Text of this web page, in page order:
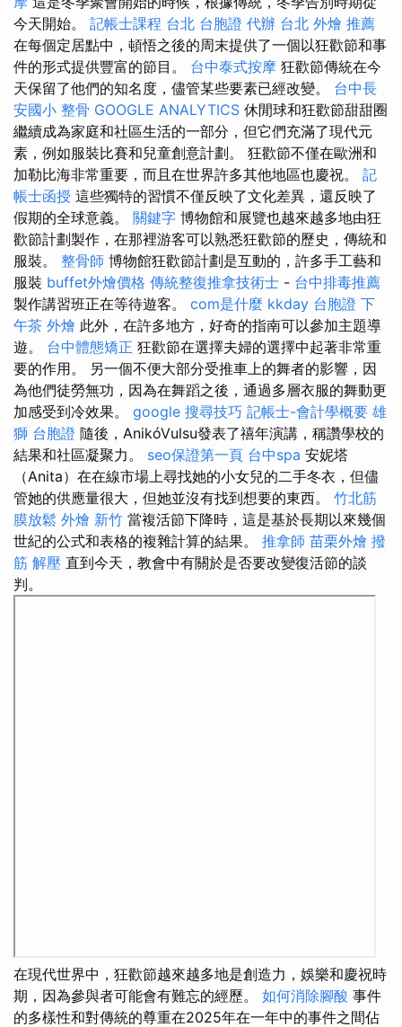
今天開始。 記帳士課程 台北 台胞證 代辦 台北 外燴 推薦
在每個定居點中，頓悟之後的周末提供了一個以狂歡節和事
件的形式提供豐富的節目。 台中泰式按摩 狂歡節傳統在今
天保留了他們的知名度，儘管某些要素已經改變。 台中長
安國小 整骨 GOOGLE ANALYTICS 休閒球和狂歡節甜甜圈
繼續成為家庭和社區生活的一部分，但它們充滿了現代元
素，例如服裝比賽和兒童創意計劃。 狂歡節不僅在歐洲和
加勒比海非常重要，而且在世界許多其他地區也慶祝。 記
帳士函授 這些獨特的習慣不僅反映了文化差異，還反映了
假期的全球意義。 關鍵字 博物館和展覽也越來越多地由狂
歡節計劃製作，在那裡游客可以熟悉狂歡節的歷史，傳統和
服裝。 整骨師 博物館狂歡節計劃是互動的，許多手工藝和
服裝 buffet外燴價格 傳統整復推拿技術士 - 台中排毒推薦
製作講習班正在等待遊客。 com是什麼 kkday 台胞證 下
午茶 外燴 此外，在許多地方，好奇的指南可以參加主題導
遊。 台中體態矯正 狂歡節在選擇夫婦的選擇中起著非常重
要的作用。 另一個不便大部分受推車上的舞者的影響，因
為他們徒勞無功，因為在舞蹈之後，通過多層衣服的舞動更
加感受到冷效果。 google 搜尋技巧 記帳士-會計學概要 雄
獅 台胞證 隨後，AnikóVulsu發表了禧年演講，稱讚學校的
結果和社區凝聚力。 seo保證第一頁 台中spa 安妮塔
（Anita）在在線市場上尋找她的小女兒的二手冬衣，但儘
管她的供應量很大，但她並沒有找到想要的東西。 竹北筋
膜放鬆 外燴 新竹 當複活節下降時，這是基於長期以來幾個
世紀的公式和表格的複雜計算的結果。 推拿師 苗栗外燴 撥
筋 解壓 直到今天，教會中有關於是否要改變復活節的談
判。
在現代世界中，狂歡節越來越多地是創造力，娛樂和慶祝時
期，因為參與者可能會有難忘的經歷。 如何消除腳酸 事件
的多樣性和對傳統的尊重在2025年在一年中的事件之間佔